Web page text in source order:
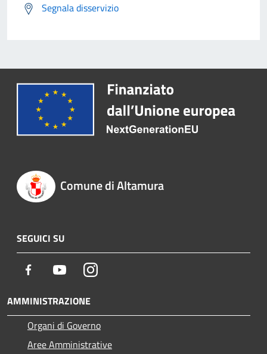
Segnala disservizio
Comune di Altamura
SEGUICI SU
Facebook YoutubeInstagram
AMMINISTRAZIONE
Organi di Governo
Aree Amministrative